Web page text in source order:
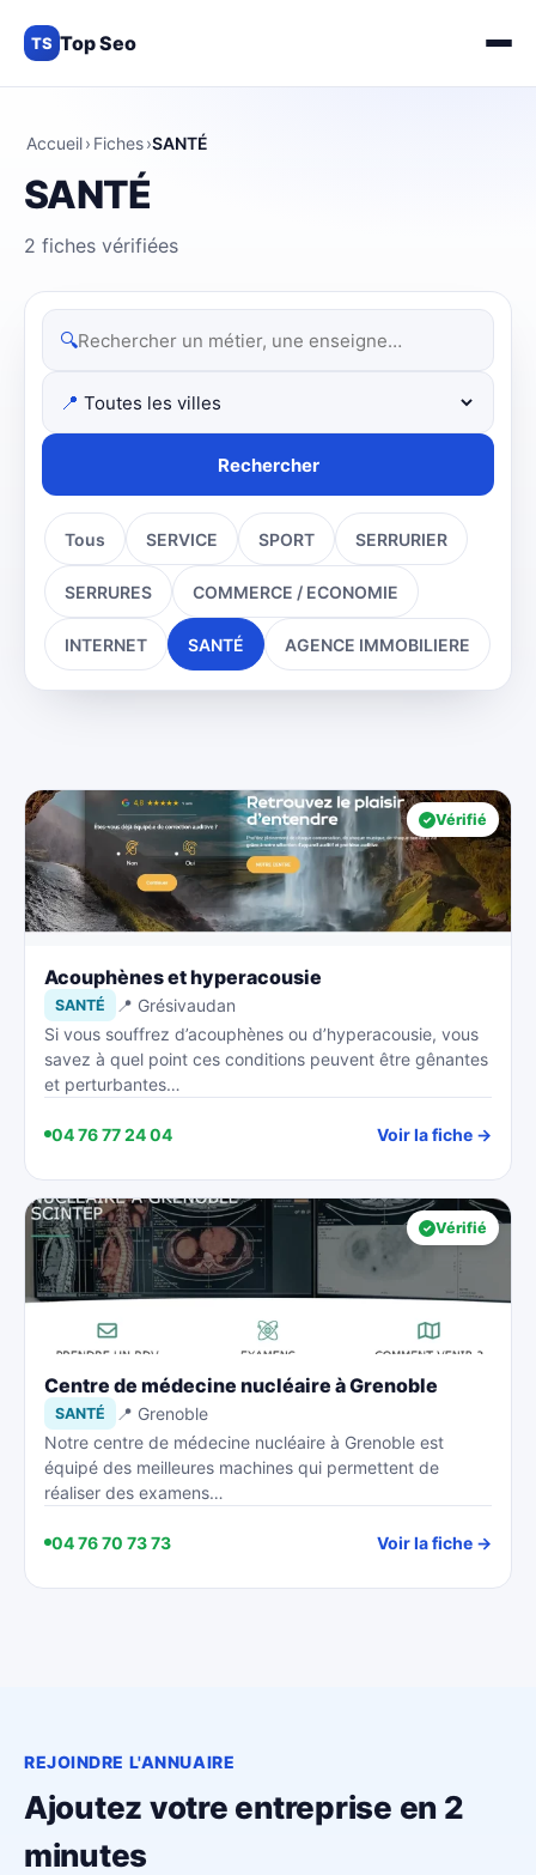
TS Top Seo
Accueil› Fiches›SANTÉ
SANTÉ
2 fiches vérifiées
🔍
📍
Rechercher
Tous SERVICE SPORT SERRURIER
SERRURES COMMERCE / ECONOMIE
INTERNET SANTÉ AGENCE IMMOBILIERE
Vérifié
Acouphènes et hyperacousie
SANTÉ
📍 Grésivaudan
Si vous souffrez d’acouphènes ou d’hyperacousie, vous
savez à quel point ces conditions peuvent être gênantes
et perturbantes…
04 76 77 24 04 Voir la fiche →
Vérifié
Centre de médecine nucléaire à Grenoble
SANTÉ
📍 Grenoble
Notre centre de médecine nucléaire à Grenoble est
équipé des meilleures machines qui permettent de
réaliser des examens…
04 76 70 73 73 Voir la fiche →
REJOINDRE L'ANNUAIRE
Ajoutez votre entreprise en 2
minutes